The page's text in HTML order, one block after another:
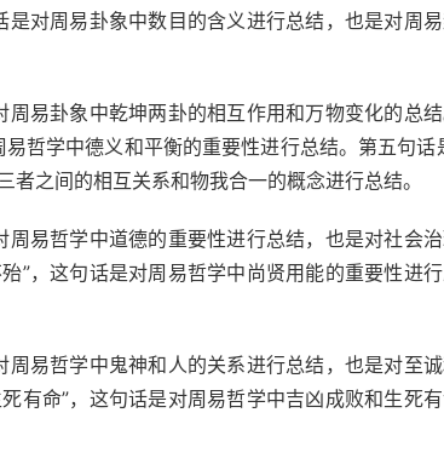
是对周易卦象中数目的含义进行总结，也是对周
周易卦象中乾坤两卦的相互作用和万物变化的总
哲学中德义和平衡的重要性进行总结。第五句话
之间的相互关系和物我合一的概念进行总结。
周易哲学中道德的重要性进行总结，也是对社会
”，这句话是对周易哲学中尚贤用能的重要性进
周易哲学中鬼神和人的关系进行总结，也是对至
有命”，这句话是对周易哲学中吉凶成败和生死